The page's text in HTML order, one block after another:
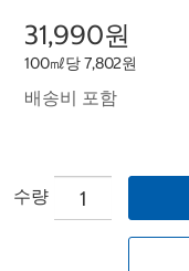
31,990원
100㎖당 7,802원
배송비 포함
수량